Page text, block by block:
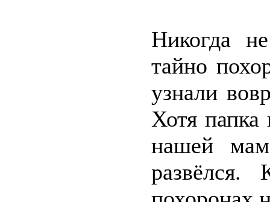
Никогда
тайно
узнали
Хотя
нашей
развёлся.